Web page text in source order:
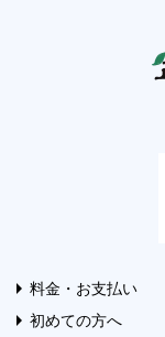
料金・お支払い
初めての方へ